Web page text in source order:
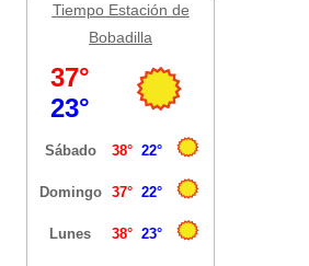
Tiempo Estación de
Bobadilla